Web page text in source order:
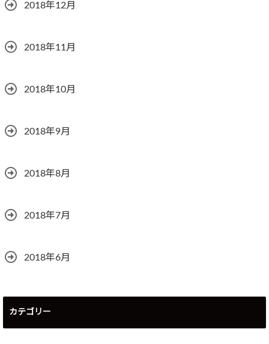
2018年12月
2018年11月
2018年10月
2018年9月
2018年8月
2018年7月
2018年6月
カテゴリー